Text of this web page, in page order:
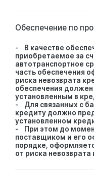
Обеспечение по
- В качестве
приобретаемое за
автотранспортное
часть обеспечения
риска невозврата
обеспечения должен
установленным в
- Для связанных с
кредиту должно
установленном
- При этом до
поставщиком и его
порядке,
от риска невозврата